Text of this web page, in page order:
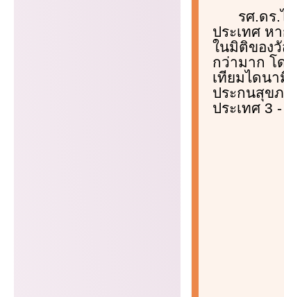
รศ.ดร
ประเทศ ห
ในมิติของ
กว่ามาก โ
เทียมไดน
ประกนสุข
ประเทศ 3